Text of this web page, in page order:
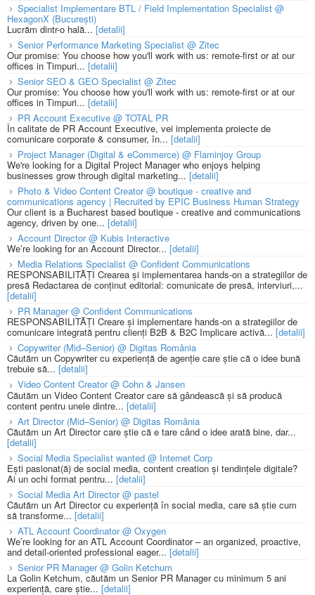
Specialist Implementare BTL / Field Implementation Specialist @
HexagonX (București)
Lucrăm dintr-o hală...[detalii]
Senior Performance Marketing Specialist @ Zitec
Our promise: You choose how you'll work with us: remote-first or at our
offices in Timpuri... [detalii]
Senior SEO & GEO Specialist @ Zitec
Our promise: You choose how you'll work with us: remote-first or at our
offices in Timpuri... [detalii]
PR Account Executive @ TOTAL PR
În calitate de PR Account Executive, vei implementa proiecte de
comunicare corporate & consumer, în... [detalii]
Project Manager (Digital & eCommerce) @ Flaminjoy Group
We're looking for a Digital Project Manager who enjoys helping
businesses grow through digital marketing... [detalii]
Photo & Video Content Creator @ boutique - creative and
communications agency | Recruited by EPIC Business Human Strategy
Our client is a Bucharest based boutique - creative and communications
agency, driven by one... [detalii]
Account Director @ Kubis Interactive
We’re looking for an Account Director... [detalii]
Media Relations Specialist @ Confident Communications
RESPONSABILITĂȚI Crearea și implementarea hands-on a strategiilor de
presă Redactarea de conținut editorial: comunicate de presă, interviuri,...
[detalii]
PR Manager @ Confident Communications
RESPONSABILITĂȚI Creare și implementare hands-on a strategiilor de
comunicare integrată pentru clienți B2B & B2C Implicare activă... [detalii]
Copywriter (Mid–Senior) @ Digitas România
Căutăm un Copywriter cu experiență de agenție care știe că o idee bună
trebuie să... [detalii]
Video Content Creator @ Cohn & Jansen
Căutăm un Video Content Creator care să gândească și să producă
content pentru unele dintre... [detalii]
Art Director (Mid–Senior) @ Digitas România
Căutăm un Art Director care știe că e tare când o idee arată bine, dar...
[detalii]
Social Media Specialist wanted @ Internet Corp
Ești pasionat(ă) de social media, content creation și tendințele digitale?
Ai un ochi format pentru... [detalii]
Social Media Art Director @ pastel
Căutăm un Art Director cu experiență în social media, care să știe cum
să transforme... [detalii]
ATL Account Coordinator @ Oxygen
We’re looking for an ATL Account Coordinator – an organized, proactive,
and detail-oriented professional eager... [detalii]
Senior PR Manager @ Golin Ketchum
La Golin Ketchum, căutăm un Senior PR Manager cu minimum 5 ani
experiență, care știe... [detalii]